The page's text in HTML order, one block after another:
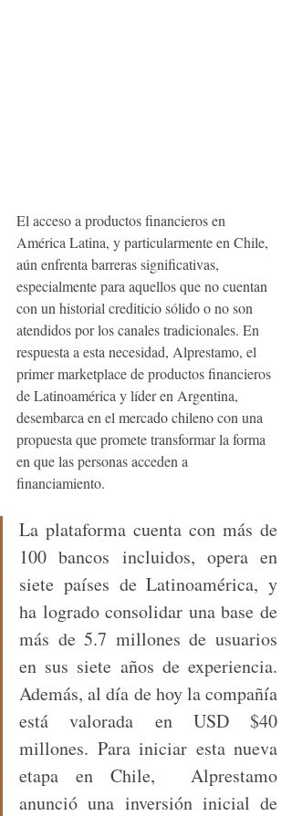
El acceso a productos financieros en
América Latina, y particularmente en Chile,
aún enfrenta barreras significativas,
especialmente para aquellos que no cuentan
con un historial crediticio sólido o no son
atendidos por los canales tradicionales. En
respuesta a esta necesidad, Alprestamo, el
primer marketplace de productos financieros
de Latinoamérica y líder en Argentina,
desembarca en el mercado chileno con una
propuesta que promete transformar la forma
en que las personas acceden a
financiamiento.
La plataforma cuenta con más de
100 bancos incluidos, opera en
siete países de Latinoamérica, y
ha logrado consolidar una base de
más de 5.7 millones de usuarios
en sus siete años de experiencia.
Además, al día de hoy la compañía
está valorada en USD $40
millones. Para iniciar esta nueva
etapa en Chile,  Alprestamo
anunció una inversión inicial de